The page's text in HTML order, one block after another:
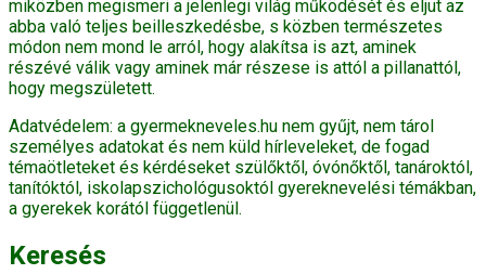
miközben megismeri a jelenlegi világ működését és eljut az
abba való teljes beilleszkedésbe, s közben természetes
módon nem mond le arról, hogy alakítsa is azt, aminek
részévé válik vagy aminek már részese is attól a pillanattól,
hogy megszületett.
Adatvédelem: a gyermekneveles.hu nem gyűjt, nem tárol
személyes adatokat és nem küld hírleveleket, de fogad
témaötleteket és kérdéseket szülőktől, óvónőktől, tanároktól,
tanítóktól, iskolapszichológusoktól gyereknevelési témákban,
a gyerekek korától függetlenül.
Keresés